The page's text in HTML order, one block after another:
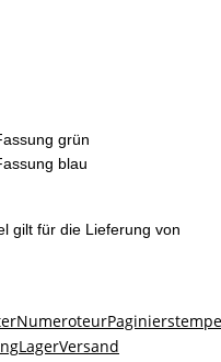
grün
blau
gilt für die Lieferung von
Numeroteur
LagerVersand